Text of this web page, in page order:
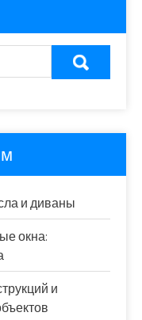
и диваны
окна:
и